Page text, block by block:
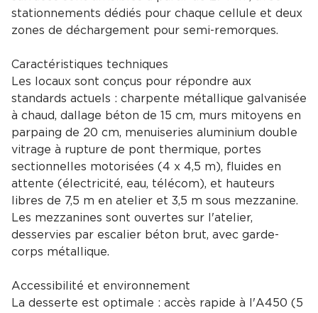
stationnements dédiés pour chaque cellule et deux
zones de déchargement pour semi-remorques.
Caractéristiques techniques
Les locaux sont conçus pour répondre aux
standards actuels : charpente métallique galvanisée
à chaud, dallage béton de 15 cm, murs mitoyens en
parpaing de 20 cm, menuiseries aluminium double
vitrage à rupture de pont thermique, portes
sectionnelles motorisées (4 x 4,5 m), fluides en
attente (électricité, eau, télécom), et hauteurs
libres de 7,5 m en atelier et 3,5 m sous mezzanine.
Les mezzanines sont ouvertes sur l'atelier,
desservies par escalier béton brut, avec garde-
corps métallique.
Accessibilité et environnement
La desserte est optimale : accès rapide à l'A450 (5